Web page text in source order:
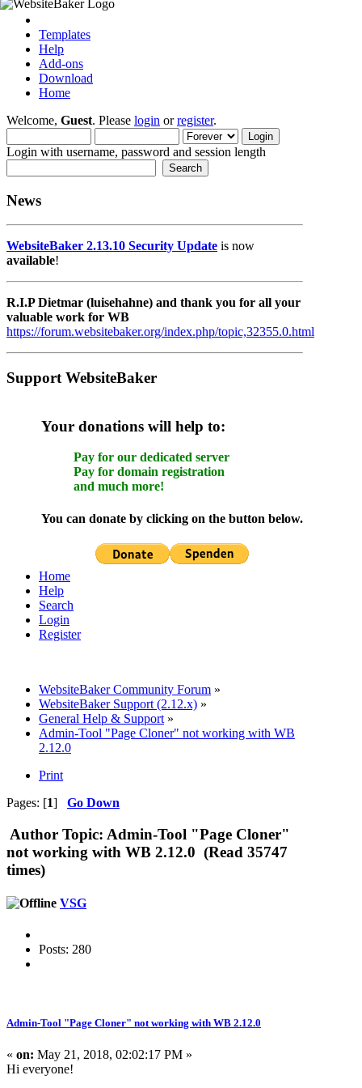
Templates
Help
Add-ons
Download
Home
Welcome, Guest. Please login orregister.
Login with username, password and session length
News
WebsiteBaker 2.13.10 Security Update is now
available!
R.I.P Dietmar (luisehahne) and thank you for all your
valuable work for WB
https://forum.websitebaker.org/index.php/topic,32355.0.html
Support WebsiteBaker
Your donations will help to:
Pay for our dedicated server
Pay for domain registration
and much more!
You can donate by clicking on the button below.
Home
Help
Search
Login
Register
WebsiteBaker Community Forum »
WebsiteBaker Support (2.12.x) »
General Help & Support »
Admin-Tool "Page Cloner" not working with WB
2.12.0
Print
Pages: [1] Go Down
Author Topic: Admin-Tool "Page Cloner"
not working with WB 2.12.0 (Read 35747
times)
VSG
Posts: 280
Admin-Tool "Page Cloner" not working with WB 2.12.0
« on: May 21, 2018, 02:02:17 PM »
Hi everyone!